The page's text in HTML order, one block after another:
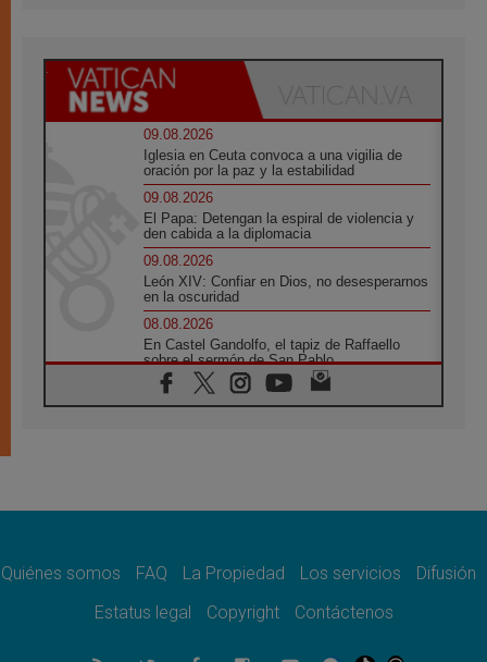
09.08.2026
Iglesia en Ceuta convoca a una vigilia de
oración por la paz y la estabilidad
09.08.2026
El Papa: Detengan la espiral de violencia y
den cabida a la diplomacia
09.08.2026
León XIV: Confiar en Dios, no desesperarnos
en la oscuridad
08.08.2026
En Castel Gandolfo, el tapiz de Raffaello
sobre el sermón de San Pablo
08.08.2026
En Colombia, «la paz no se compra con una
08.08.2026
08.08.2026
del Buen Consejo de Genazzano
Quiénes somos FAQ La Propiedad Los servicios
Difusión
Estatus legal
Copyright Contáctenos